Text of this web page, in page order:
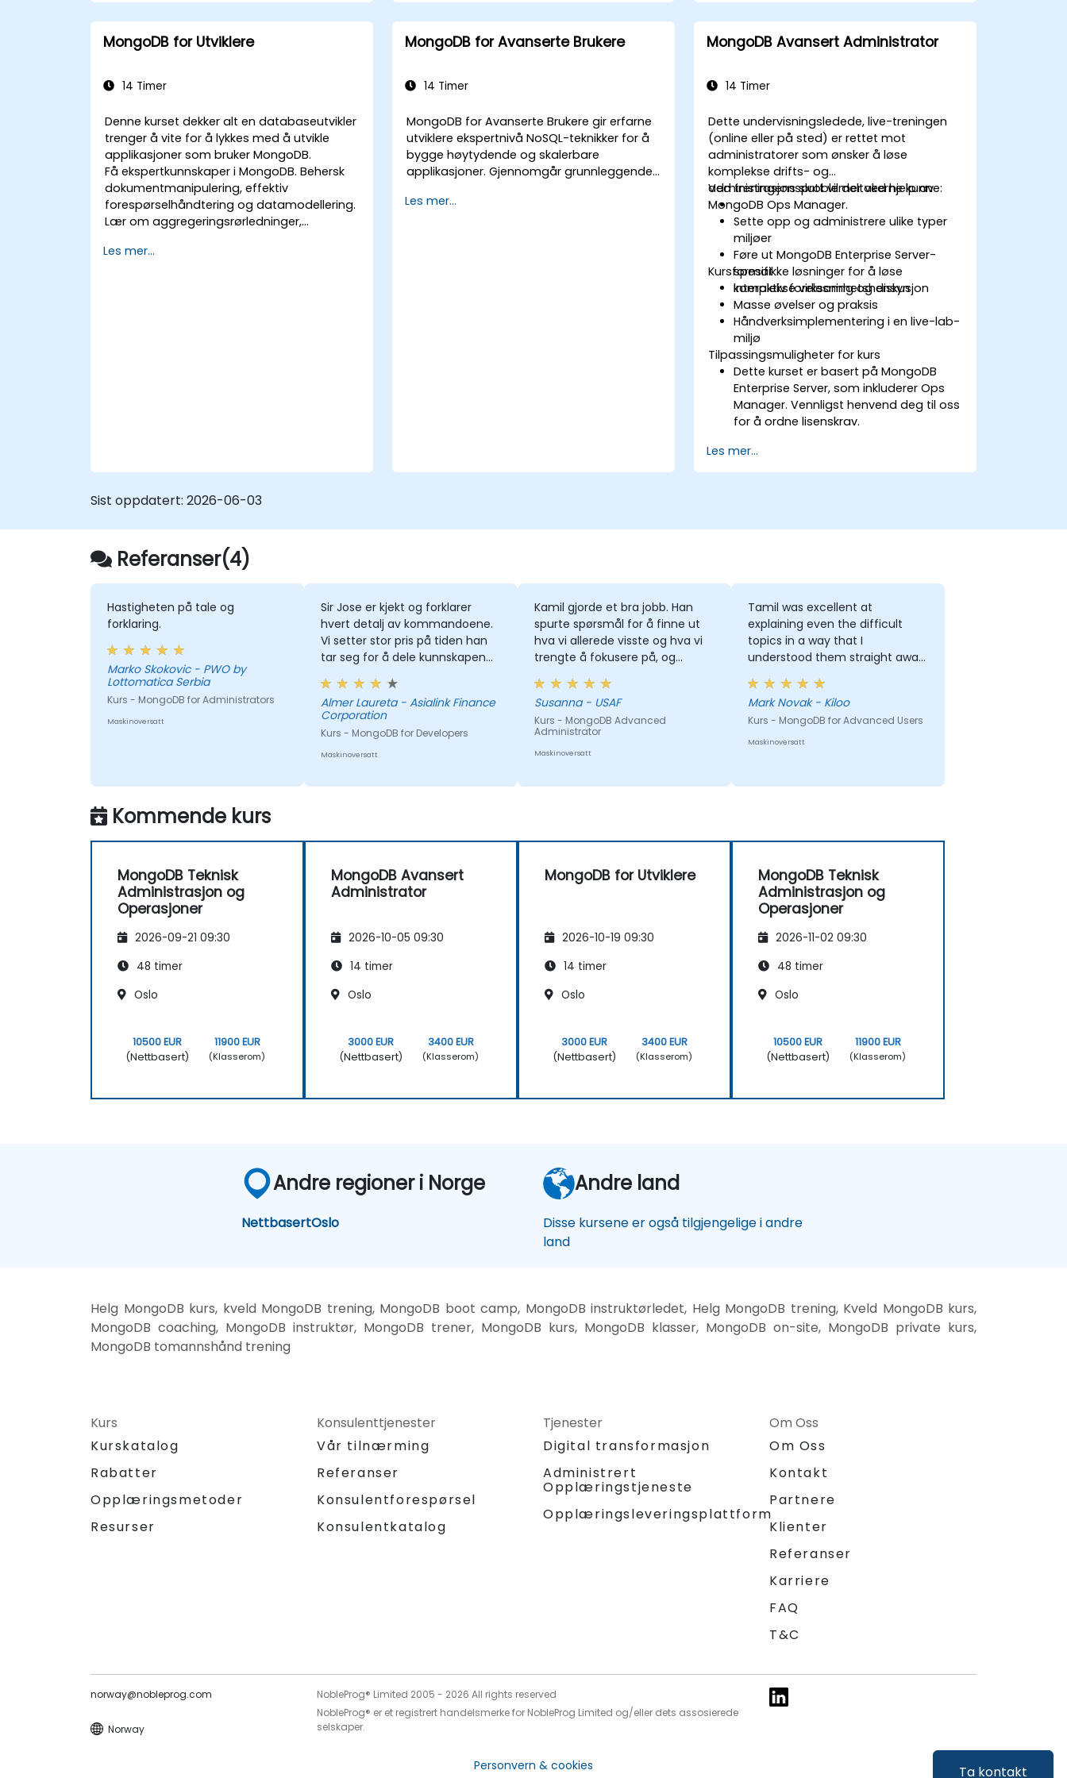
Ta kontakt
utviklerproblemene og feilscenarioene.
MongoDB for Utviklere
14 Timer
Denne kurset dekker alt en databaseutvikler
trenger å vite for å lykkes med å utvikle
applikasjoner som bruker MongoDB.
Få ekspertkunnskaper i MongoDB. Behersk
dokumentmanipulering, effektiv
forespørselhåndtering og datamodellering.
Lær om aggregeringsrørledninger,
for å bygge skalerbare NoSQL-
Les mer...
MongoDB for Avanserte Brukere
14 Timer
MongoDB for Avanserte Brukere gir erfarne
utviklere ekspertnivå NoSQL-teknikker for å
bygge høytydende og skalerbare
applikasjoner. Gjennomgår grunnleggende
CRUD-optimalisering, indekseringsinterne
Les mer...
MongoDB Avansert Administrator
14 Timer
Dette undervisningsledede, live-treningen
(online eller på sted) er rettet mot
administratorer som ønsker å løse
komplekse drifts- og
administrasjonsproblemer ved hjelp av
MongoDB Ops Manager.
Ved treningens slutt vil deltakerne kunne:
Sette opp og administrere ulike typer
miljøer
Føre ut MongoDB Enterprise Server-
spesifikke løsninger for å løse
komplekse virksomhetshensyn
Kursformat
Interaktiv forelesning og diskusjon
Masse øvelser og praksis
Håndverksimplementering i en live-lab-
miljø
Tilpassingsmuligheter for kurs
Dette kurset er basert på MongoDB
Enterprise Server, som inkluderer Ops
Manager. Vennligst henvend deg til oss
for å ordne lisenskrav.
vennligst kontakt oss for å arrangere.
Les mer...
Sist oppdatert: 2026-06-03
Referanser(4)
Hastigheten på tale og
forklaring.
Marko Skokovic - PWO by
Lottomatica Serbia
Kurs - MongoDB for Administrators
Maskinoversatt
Sir Jose er kjekt og forklarer
hvert detalj av kommandoene.
Vi setter stor pris på tiden han
tar seg for å dele kunnskapen
sin med oss, og det viser virkelig
at han er en ekspert på dette
feltet.
Almer Laureta - Asialink Finance
Corporation
Kurs - MongoDB for Developers
Maskinoversatt
Kamil gjorde et bra jobb. Han
spurte spørsmål for å finne ut
hva vi allerede visste og hva vi
trengte å fokusere på, og
tilpasset treningskurset lett
etter våre behov.
Susanna - USAF
Kurs - MongoDB Advanced
Administrator
Maskinoversatt
Tamil was excellent at
explaining even the difficult
topics in a way that I
understood them straight away.
The presentation and delivery
were both clear and
methodical, and the teacher
passionate about the subject.
Mark Novak - Kiloo
Kurs - MongoDB for Advanced Users
Maskinoversatt
Kommende kurs
MongoDB Teknisk
Administrasjon og
Operasjoner
2026-09-21 09:30
48 timer
Oslo
10500 EUR
(Nettbasert)
11900 EUR
(Klasserom)
MongoDB Avansert
Administrator
2026-10-05 09:30
14 timer
Oslo
3000 EUR
(Nettbasert)
3400 EUR
(Klasserom)
MongoDB for Utviklere
2026-10-19 09:30
14 timer
Oslo
3000 EUR
(Nettbasert)
3400 EUR
(Klasserom)
MongoDB Teknisk
Administrasjon og
Operasjoner
2026-11-02 09:30
48 timer
Oslo
10500 EUR
(Nettbasert)
11900 EUR
(Klasserom)
Andre regioner i Norge
NettbasertOslo
Andre land
Disse kursene er også tilgjengelige i andre
land
Helg MongoDB kurs, kveld MongoDB trening, MongoDB boot camp, MongoDB instruktørledet, Helg MongoDB trening, Kveld MongoDB kurs,
MongoDB coaching, MongoDB instruktør, MongoDB trener, MongoDB kurs, MongoDB klasser, MongoDB on-site, MongoDB private kurs,
MongoDB tomannshånd trening
Kurs
Kurskatalog
Rabatter
Opplæringsmetoder
Resurser
Konsulenttjenester
Vår tilnærming
Referanser
Konsulentforespørsel
Konsulentkatalog
Tjenester
Digital transformasjon
Administrert
Opplæringstjeneste
Opplæringsleveringsplattform
Om Oss
Om Oss
Kontakt
Partnere
Klienter
Referanser
Karriere
FAQ
T&C
norway@nobleprog.com
Norway
NobleProg® Limited 2005 - 2026 All rights reserved
NobleProg® er et registrert handelsmerke for NobleProg Limited og/eller dets assosierede
selskaper.
Personvern & cookies